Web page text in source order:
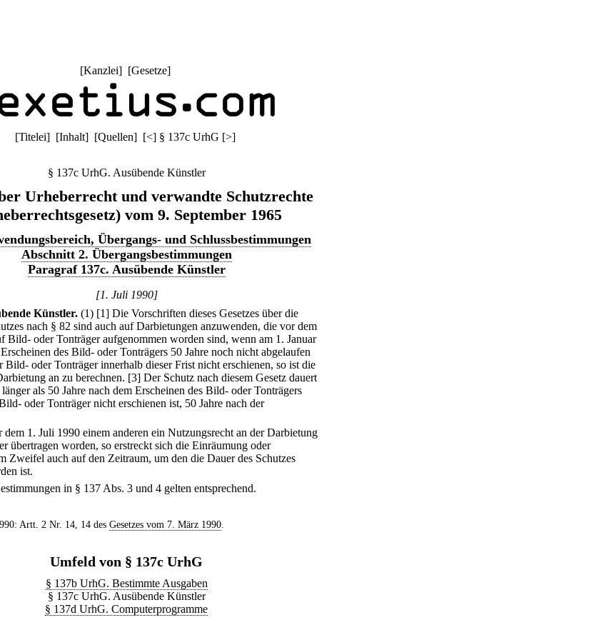
[Kanzlei] [Gesetze]
[Titelei] [Inhalt] [Quellen] [<] § 137c UrhG [>]
§ 137c UrhG. Ausübende Künstler
Urheberrecht und verwandte Schutzrechte
vom 9. September 1965
Übergangs- und Schlussbestimmungen
Abschnitt 2. Übergangsbestimmungen
Paragraf 137c. Ausübende Künstler
[1. Juli 1990]
Künstler. (1) [1] Die Vorschriften dieses Gesetzes über die
nach § 82 sind auch auf Darbietungen anzuwenden, die vor dem
Bild- oder Tonträger aufgenommen worden sind, wenn am 1. Januar
des Bild- oder Tonträgers 50 Jahre noch nicht abgelaufen
Bild- oder Tonträger innerhalb dieser Frist nicht erschienen, so ist die
an zu berechnen. [3] Der Schutz nach diesem Gesetz dauert
als 50 Jahre nach dem Erscheinen des Bild- oder Tonträgers
oder Tonträger nicht erschienen ist, 50 Jahre nach der
dem 1. Juli 1990 einem anderen ein Nutzungsrecht an der Darbietung
übertragen worden, so erstreckt sich die Einräumung oder
Zweifel auch auf den Zeitraum, um den die Dauer des Schutzes
ist.
in § 137 Abs. 3 und 4 gelten entsprechend.
Artt. 2 Nr. 14, 14 des Gesetzes vom 7. März 1990.
Umfeld von § 137c UrhG
§ 137b UrhG. Bestimmte Ausgaben
§ 137c UrhG. Ausübende Künstler
§ 137d UrhG. Computerprogramme